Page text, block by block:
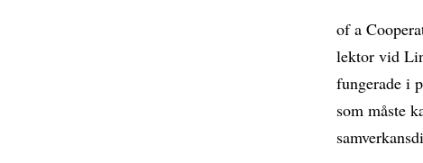
of a
lektor vid
fungerade i
som måste